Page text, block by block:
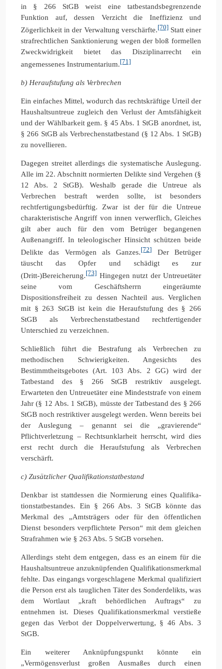
in § 266 StGB weist eine tatbestandsbegrenzende
Funktion auf, dessen Verzicht die Ineffizienz und
Zögerlichkeit in der Verwaltung verschärfte.[70]Statt einer
strafrechtlichen Sanktionierung wegen der bloß formellen
Zweckwidrigkeit bietet das Disziplinarrecht ein
angemessenes Instrumentarium.[71]
b) Heraufstufung als Verbrechen
Ein einfaches Mittel, wodurch das rechtskräftige Urteil der
Haushaltsuntreue zugleich den Verlust der Amtsfähigkeit
und der Wählbarkeit gem. § 45 Abs. 1 StGB anordnet, ist,
§ 266 StGB als Verbrechenstatbestand (§ 12 Abs. 1 StGB)
zu novellieren.
Dagegen streitet allerdings die systematische Auslegung.
Alle im 22. Abschnitt normierten Delikte sind Vergehen (§
12 Abs. 2 StGB). Weshalb gerade die Untreue als
Verbrechen bestraft werden sollte, ist besonders
rechtfertigungsbedürftig. Zwar ist der für die Untreue
charakteristische Angriff von innen verwerflich, Gleiches
gilt aber auch für den vom Betrüger begangenen
Außenangriff. In teleologischer Hinsicht schützen beide
Delikte das Vermögen als Ganzes.[72] Der Betrüger
täuscht das Opfer und schädigt es zur
(Dritt-)Bereicherung.[73] Hingegen nutzt der Untreuetäter
seine vom Geschäftsherrn eingeräumte
Dispositionsfreiheit zu dessen Nachteil aus. Verglichen
mit § 263 StGB ist kein die Heraufstufung des § 266
StGB als Verbrechenstatbestand rechtfertigender
Unterschied zu verzeichnen.
Schließlich führt die Bestrafung als Verbrechen zu
methodischen Schwierigkeiten. Angesichts des
Bestimmtheitsgebotes (Art. 103 Abs. 2 GG) wird der
Tatbestand des § 266 StGB restriktiv ausgelegt.
Erwarteten den Untreuetäter eine Mindeststrafe von einem
Jahr (§ 12 Abs. 1 StGB), müsste der Tatbestand des § 266
StGB noch restriktiver ausgelegt werden. Wenn bereits bei
der Auslegung – genannt sei die „gravierende“
Pflichtverletzung – Rechtsunklarheit herrscht, wird dies
erst recht durch die Heraufstufung als Verbrechen
verschärft.
c) Zusätzlicher Qualifikationstatbestand
Denkbar ist stattdessen die Normierung eines Qualifika-
tionstatbestandes. Ein § 266 Abs. 3 StGB könnte das
Merkmal des „Amtsträgers oder für den öffentlichen
Dienst besonders verpflichtete Person“ mit dem gleichen
Strafrahmen wie § 263 Abs. 5 StGB vorsehen.
Allerdings steht dem entgegen, dass es an einem für die
Haushaltsuntreue anzuknüpfenden Qualifikationsmerkmal
fehlte. Das eingangs vorgeschlagene Merkmal qualifiziert
die Person erst als tauglichen Täter des Sonderdelikts, was
dem Wortlaut „kraft behördlichen Auftrags“ zu
entnehmen ist. Dieses Qualifikationsmerkmal verstieße
gegen das Verbot der Doppelverwertung, § 46 Abs. 3
StGB.
Ein weiterer Anknüpfungspunkt könnte ein
„Vermögensverlust großen Ausmaßes durch einen